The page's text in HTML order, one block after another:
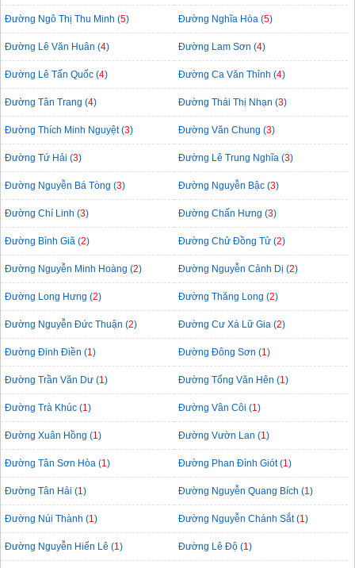
Đường Ngô Thị Thu Minh (5) Đường Nghĩa Hòa (5)
Đường Lê Văn Huân (4) Đường Lam Sơn (4)
Đường Lê Tấn Quốc (4) Đường Ca Văn Thỉnh (4)
Đường Tân Trang (4) Đường Thái Thị Nhạn (3)
Đường Thích Minh Nguyệt (3) Đường Văn Chung (3)
Đường Tứ Hải (3) Đường Lê Trung Nghĩa (3)
Đường Nguyễn Bá Tòng (3) Đường Nguyễn Bậc (3)
Đường Chí Linh (3) Đường Chấn Hưng (3)
Đường Bình Giã (2) Đường Chử Đồng Tử (2)
Đường Nguyễn Minh Hoàng (2) Đường Nguyễn Cảnh Dị (2)
Đường Long Hưng (2) Đường Thăng Long (2)
Đường Nguyễn Đức Thuận (2) Đường Cư Xá Lữ Gia (2)
Đường Đinh Điền (1) Đường Đông Sơn (1)
Đường Trần Văn Dư (1) Đường Tống Văn Hên (1)
Đường Trà Khúc (1) Đường Vân Côi (1)
Đường Xuân Hồng (1) Đường Vườn Lan (1)
Đường Tân Sơn Hòa (1) Đường Phan Đình Giót (1)
Đường Tân Hải (1) Đường Nguyễn Quang Bích (1)
Đường Núi Thành (1) Đường Nguyễn Chánh Sắt (1)
Đường Nguyễn Hiến Lê (1) Đường Lê Độ (1)